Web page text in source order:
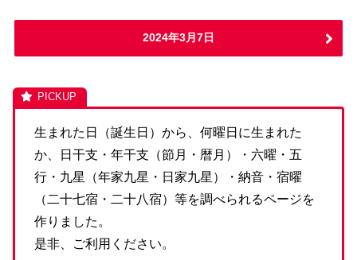
2024年3月7日
生まれた日（誕生日）から、何曜日に生まれた
か、日干支・年干支（節月・暦月）・六曜・五
行・九星（年家九星・日家九星）・納音・宿曜
（二十七宿・二十八宿）等を調べられるページを
作りました。
是非、ご利用ください。